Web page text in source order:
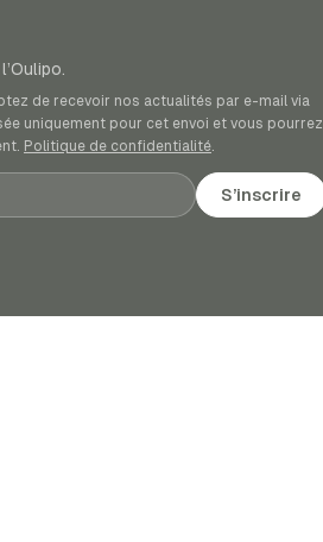
de recevoir nos actualités par e-mail via
uniquement pour cet envoi et vous pourrez
Politique de confidentialité.
S’inscrire